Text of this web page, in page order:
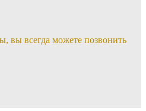
вы всегда можете позвонить